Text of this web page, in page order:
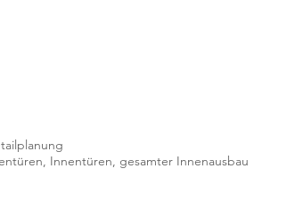
Innentüren, gesamter Innenausbau